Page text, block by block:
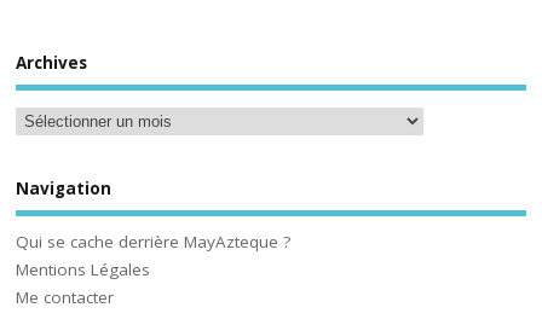
Archives
Navigation
Qui se cache derrière MayAzteque ?
Mentions Légales
Me contacter